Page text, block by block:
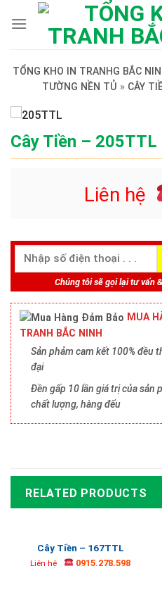
TỔNG KHO IN TRANHG BẮC
TƯỜNG NỀN TỦ » CÂY
Cây Tiền – 205TTL
Liên hệ
Chúng tôi sẽ gọi lại tư vấn
MUA
TRANH BẮC NINH
Sản phảm cam kết 100% đều
đại
Đền gấp 10 lần giá trị của sản
chất lượng, hàng đểu
RELATED PRODUCTS
Cây Tiền – 167TTL
Liên hệ 0915.278.598